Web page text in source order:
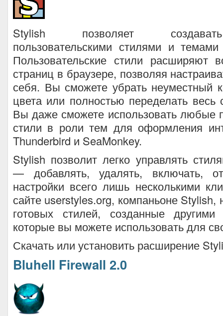
Stylish позволяет
пользовательскими стилями и
Пользовательские стили расширяют
страниц в браузере, позволяя
себя. Вы сможете убрать неуместный
цвета или полностью переделать весь
Вы даже сможете использовать любые
стили в роли тем для оформления
Thunderbird и SeaMonkey.
Stylish позволит легко управлять
— добавлять, удалять, включать,
настройки всего лишь несколькими
сайте userstyles.org, компаньоне Stylish,
готовых стилей, созданные другими
которые вы можете использовать для
Скачать или установить расширение
Bluhell Firewall 2.0